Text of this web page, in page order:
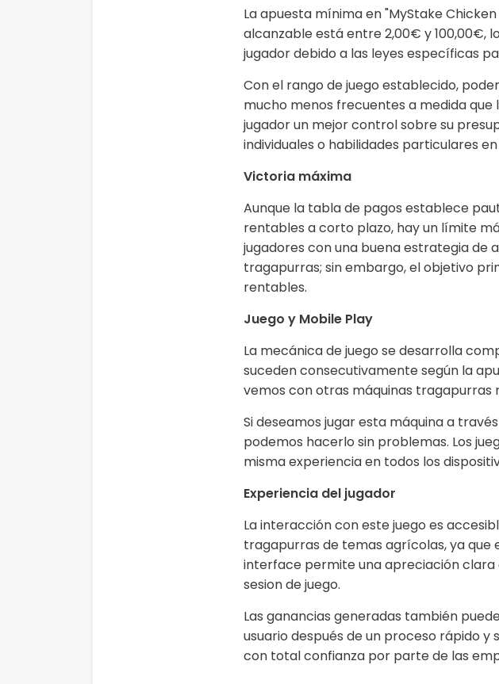
La apuesta mínima en "MyStake
alcanzable está entre 2,00€ y 100,00€,
jugador debido a las leyes específicas
Con el rango de juego establecido,
mucho menos frecuentes a medida
jugador un mejor control sobre su
individuales o habilidades particulares
Victoria máxima
Aunque la tabla de pagos establece
rentables a corto plazo, hay un límite
jugadores con una buena estrategia de
tragapurras; sin embargo, el objetivo
rentables.
Juego y Mobile Play
La mecánica de juego se desarrolla
suceden consecutivamente según la
vemos con otras máquinas tragapurras
Si deseamos jugar esta máquina a
podemos hacerlo sin problemas. Los
misma experiencia en todos los
Experiencia del jugador
La interacción con este juego es
tragapurras de temas agrícolas, ya que
interface permite una apreciación
sesion de juego.
Las ganancias generadas también
usuario después de un proceso rápido
con total confianza por parte de las